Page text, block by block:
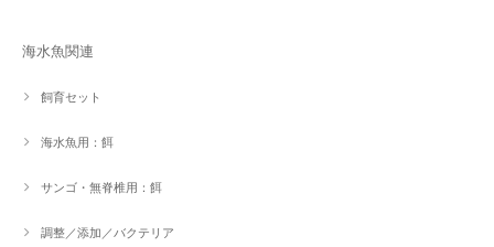
海水魚関連
飼育セット
海水魚用：餌
サンゴ・無脊椎用：餌
調整／添加／バクテリア